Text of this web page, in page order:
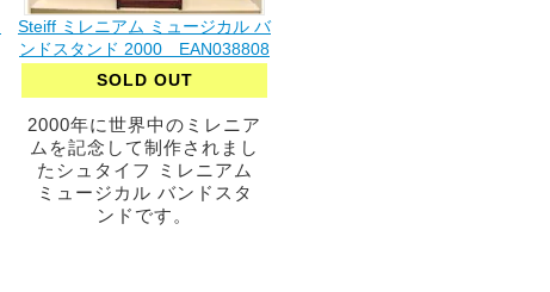
Steiff ミレニアム ミュージカル バ
ンドスタンド 2000 EAN038808
SOLD OUT
2000年に世界中のミレニア
ムを記念して制作されまし
たシュタイフ ミレニアム
ミュージカル バンドスタ
ンドです。